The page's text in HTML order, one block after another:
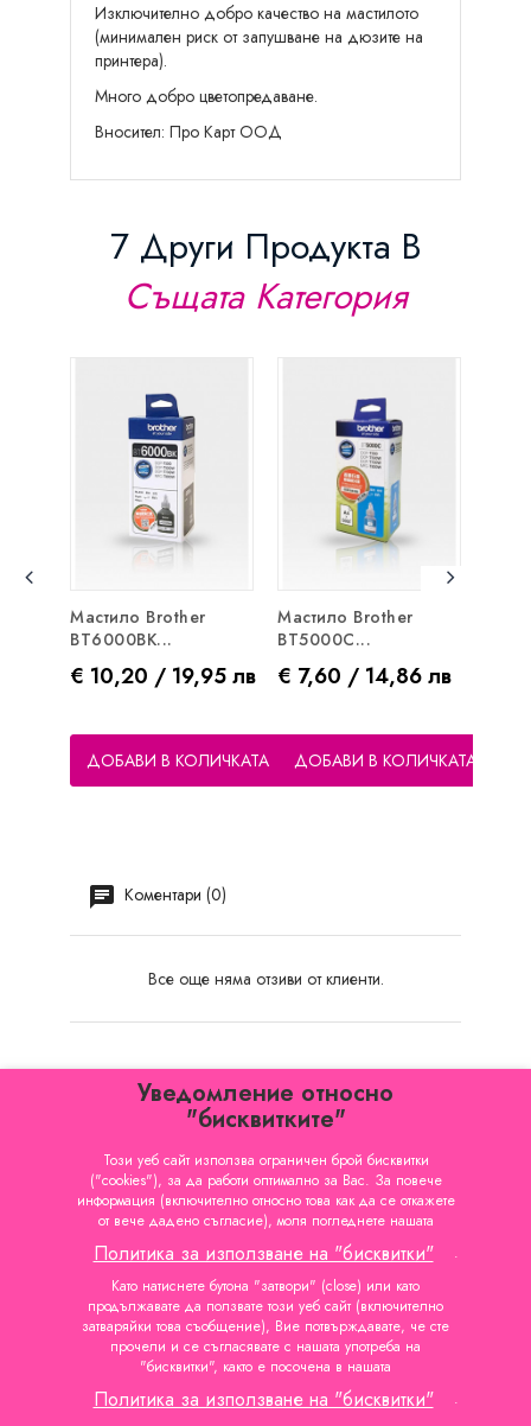
Изключително добро качество на мастилото
(минимален риск от запушване на дюзите на
принтера).
Много добро цветопредаване.
Вносител: Про Карт ООД
7 Други Продукта В
Същата Категория
Мастило Brother
BT6000BK...
Цена
€ 10,20 / 19,95 лв
ДОБАВИ В КОЛИЧКАТА
Мастило Brother
BT5000C...
Цена
€ 7,60 / 14,86 лв
ДОБАВИ В КОЛИЧКАТА
Коментари (0)
Все още няма отзиви от клиенти.
КАТЕГОРИИ 
ИНФОРМАЦИЯ
ВАШИЯТ ПРОФИЛ
ФИРМЕНА ИНФОРМАЦИЯ
Уведомление относно
"бисквитките"
Този уеб сайт използва ограничен брой бисквитки
("cookies"), за да работи оптимално за Вас. За повече
информация (включително относно това как да се откажете
от вече дадено съгласие), моля погледнете нашата
Политика за използване на "бисквитки"
.
Като натиснете бутона "затвори" (close) или като
продължавате да ползвате този уеб сайт (включително
затваряйки това съобщение), Вие потвърждавате, че сте
прочели и се съгласявате с нашата употреба на
"бисквитки", както е посочена в нашата
Политика за използване на "бисквитки" .